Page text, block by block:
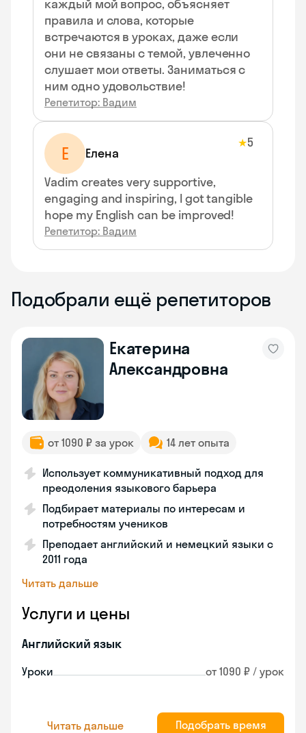
каждый мой вопрос, объясняет
правила и слова, которые
встречаются в уроках, даже если
они не связаны с темой, увлеченно
слушает мои ответы. Заниматься с
ним одно удовольствие!
Репетитор: Вадим
Е Елена
★5
Vadim creates very supportive,
engaging and inspiring, I got tangible
hope my English can be improved!
Репетитор: Вадим
Подобрали ещё репетиторов
Екатерина
Александровна
от 1090 ₽ за урок 14 лет опыта
Использует коммуникативный подход для
преодоления языкового барьера
Подбирает материалы по интересам и
потребностям учеников
Преподает английский и немецкий языки с
2011 года
Читать дальше
Услуги и цены
Английский язык
Уроки от 1090 ₽ / урок
Читать дальше Подобрать время